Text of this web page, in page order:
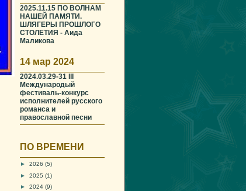
2025.11.15 ПО ВОЛНАМ
НАШЕЙ ПАМЯТИ.
ШЛЯГЕРЫ ПРОШЛОГО
СТОЛЕТИЯ - Аида
Маликова
14 мар 2024
2024.03.29-31 III
Международый
фестиваль-конкурс
исполнителей русского
романса и
православной песни
ПО ВРЕМЕНИ
► 2026 (5)
► 2025 (1)
► 2024 (9)